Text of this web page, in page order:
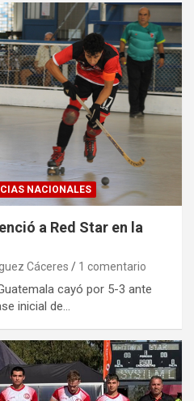
NACIONALES
a Red Star en la
Cáceres 1 comentario
cayó por 5-3 ante
inicial de…